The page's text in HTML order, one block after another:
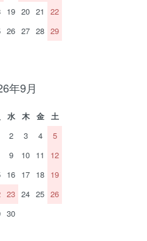
19 20 21
22
26 27 28 29
年9月
水 木 金
土
2 3 4
5
9 10 11
12
16 17 18 19
23 24 25 26
30